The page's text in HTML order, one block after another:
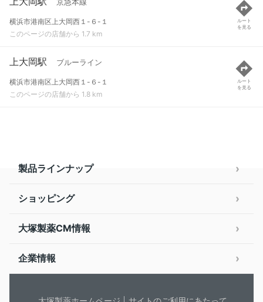
京急本線
横浜市港南区上大岡西１-６-１
このページの店舗から 1.7 km
ルート
を見る
上大岡駅 ブルーライン
横浜市港南区上大岡西１-６-１
このページの店舗から 1.8 km
ルート
を見る
製品ラインナップ
ショッピング
大塚製薬CM情報
企業情報